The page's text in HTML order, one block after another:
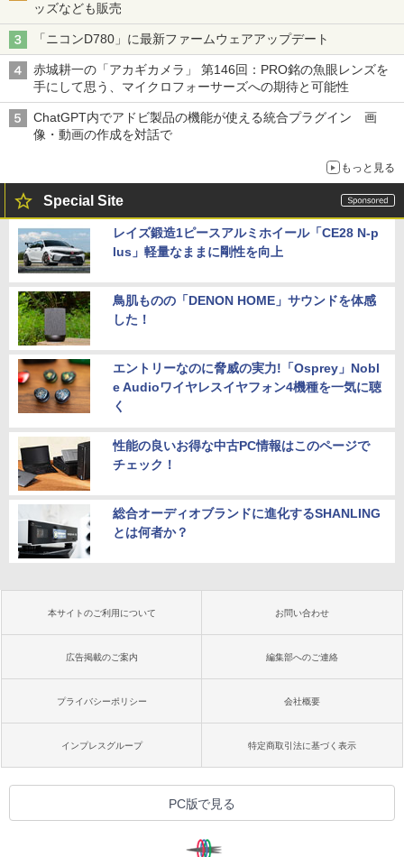
ッズなども販売
「ニコンD780」に最新ファームウェアアップデート
赤城耕一の「アカギカメラ」 第146回：PRO銘の魚眼レンズを
手にして思う、マイクロフォーサーズへの期待と可能性
ChatGPT内でアドビ製品の機能が使える統合プラグイン 画
像・動画の作成を対話で
もっと見る
Special Site
レイズ鍛造1ピースアルミホイール「CE28 N-p
lus」軽量なままに剛性を向上
鳥肌ものの「DENON HOME」サウンドを体感
した！
エントリーなのに脅威の実力!「Osprey」Nobl
e Audioワイヤレスイヤフォン4機種を一気に聴
く
性能の良いお得な中古PC情報はこのページで
チェック！
総合オーディオブランドに進化するSHANLING
とは何者か？
本サイトのご利用について お問い合わせ
広告掲載のご案内 編集部へのご連絡
プライバシーポリシー 会社概要
インプレスグループ 特定商取引法に基づく表示
PC版で見る